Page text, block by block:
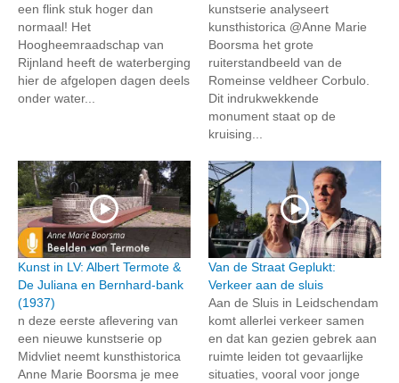
een flink stuk hoger dan
normaal! Het
Hoogheemraadschap van
Rijnland heeft de waterberging
hier de afgelopen dagen deels
onder water...
kunstserie analyseert
kunsthistorica @Anne Marie
Boorsma het grote
ruiterstandbeeld van de
Romeinse veldheer Corbulo.
Dit indrukwekkende
monument staat op de
kruising...
Kunst in LV: Albert Termote &
De Juliana en Bernhard-bank
(1937)
n deze eerste aflevering van
een nieuwe kunstserie op
Midvliet neemt kunsthistorica
Anne Marie Boorsma je mee
Van de Straat Geplukt:
Verkeer aan de sluis
Aan de Sluis in Leidschendam
komt allerlei verkeer samen
en dat kan gezien gebrek aan
ruimte leiden tot gevaarlijke
situaties, vooral voor jonge